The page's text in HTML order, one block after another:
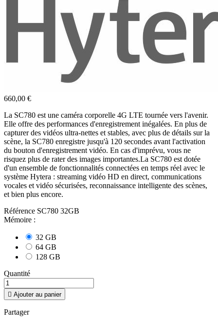
660,00 €
La SC780 est une caméra corporelle 4G LTE tournée vers l'avenir.
Elle offre des performances d'enregistrement inégalées. En plus de
capturer des vidéos ultra-nettes et stables, avec plus de détails sur la
scène, la SC780 enregistre jusqu'à 120 secondes avant l'activation
du bouton d'enregistrement vidéo. En cas d'imprévu, vous ne
risquez plus de rater des images importantes.La SC780 est dotée
d'un ensemble de fonctionnalités connectées en temps réel avec le
système Hytera : streaming vidéo HD en direct, communications
vocales et vidéo sécurisées, reconnaissance intelligente des scènes,
et bien plus encore.
Référence SC780 32GB
Mémoire :
32 GB
64 GB
128 GB
Quantité
 Ajouter au panier
Partager